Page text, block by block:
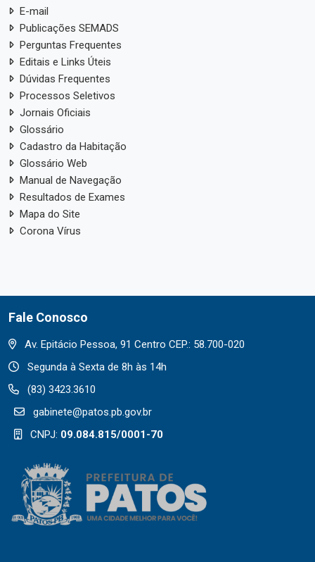
E-mail
Publicações SEMADS
Perguntas Frequentes
Editais e Links Úteis
Dúvidas Frequentes
Processos Seletivos
Jornais Oficiais
Glossário
Cadastro da Habitação
Glossário Web
Manual de Navegação
Resultados de Exames
Mapa do Site
Corona Vírus
Fale Conosco
Av. Epitácio Pessoa, 91 Centro CEP.: 58.700-020
Segunda à Sexta de 8h às 14h
(83) 3423.3610
gabinete@patos.pb.gov.br
CNPJ: 09.084.815/0001-70